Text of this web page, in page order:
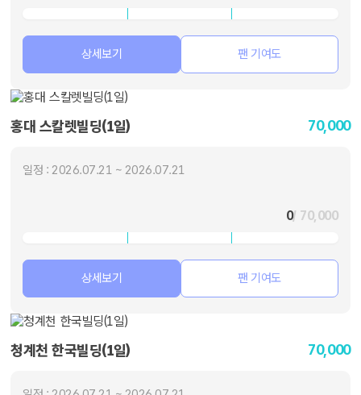
상세보기 팬 기여도
홍대 스칼렛빌딩(1일) 70,000
일정 : 2026.07.21 ~ 2026.07.21
0/ 70,000
상세보기 팬 기여도
청계천 한국빌딩(1일) 70,000